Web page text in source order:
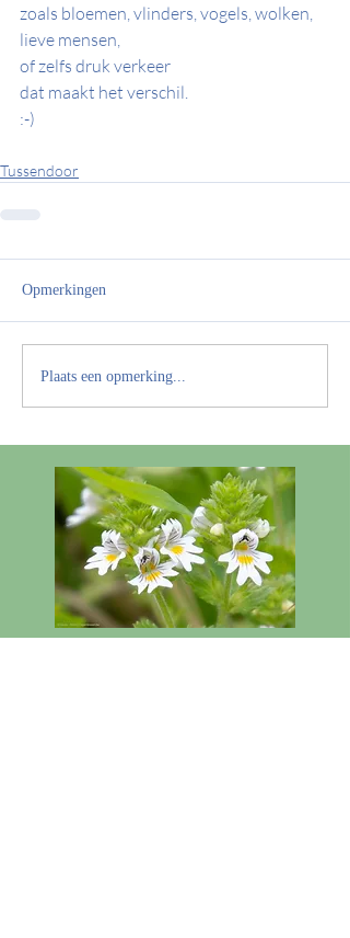
zoals bloemen, vlinders, vogels, wolken,
lieve mensen,
of zelfs druk verkeer
dat maakt het verschil.
:-)
Tussendoor
Opmerkingen
Plaats een opmerking...